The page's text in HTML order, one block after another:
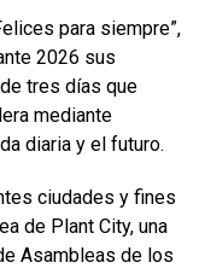
en proceso de
de dólares.
KANYE WEST
para siempre”,
2026 sus
tres días que
mediante
diaria y el futuro.
ciudades y fines
de Plant City, una
Asambleas de los